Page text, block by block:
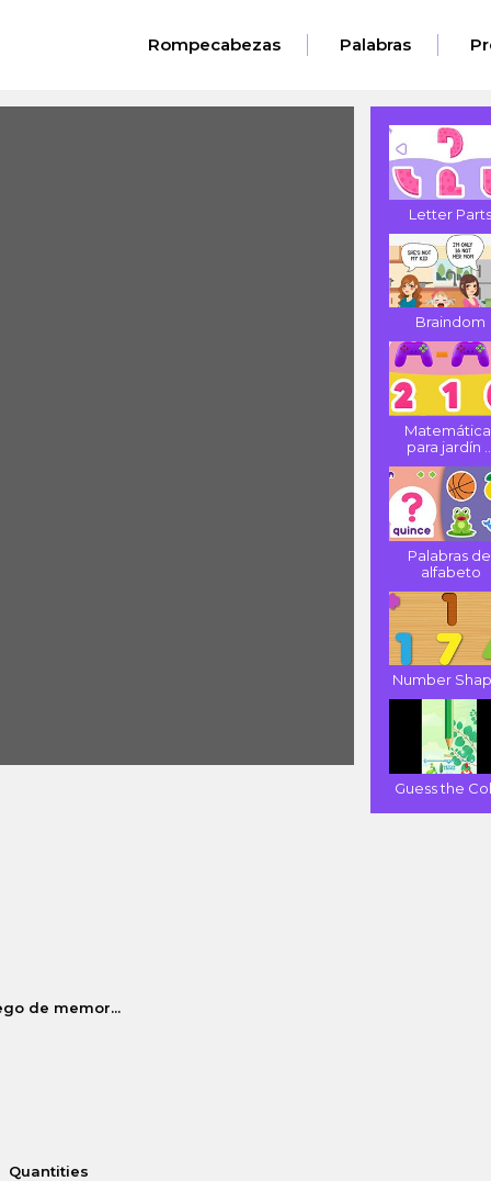
Rompecabezas Palabras
Letter Parts
Braindom
para jardín ...
Palabras
alfabeto
Number
Guess the
de memor...
Quantities